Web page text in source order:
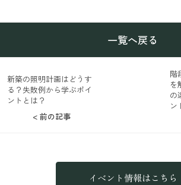
< 前の記事
新築の照明計画はどうす
る？失敗例から学ぶポイ
ントとは？
一覧へ戻る
階
を
の
ン
イベント情報はこちら